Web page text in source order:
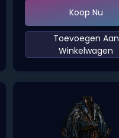
Koop Nu
‌Toevoegen Aan
Winkelwagen‌